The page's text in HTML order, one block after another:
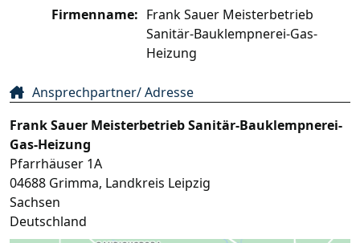
Firmenname: Frank Sauer Meisterbetrieb
Sanitär-Bauklempnerei-Gas-
Heizung
Ansprechpartner/ Adresse
Frank Sauer Meisterbetrieb Sanitär-Bauklempnerei-
Gas-Heizung
Pfarrhäuser 1A
04688 Grimma, Landkreis Leipzig
Sachsen
Deutschland